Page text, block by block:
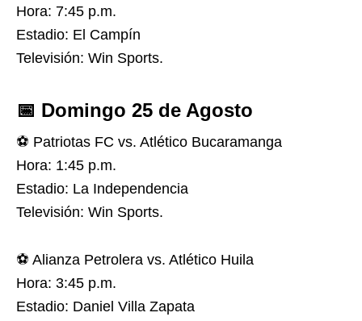
Hora: 7:45 p.m.
Estadio: El Campín
Televisión: Win Sports.
📅 Domingo 25 de Agosto
⚽️ Patriotas FC vs. Atlético Bucaramanga
Hora: 1:45 p.m.
Estadio: La Independencia
Televisión: Win Sports.
⚽️ Alianza Petrolera vs. Atlético Huila
Hora: 3:45 p.m.
Estadio: Daniel Villa Zapata